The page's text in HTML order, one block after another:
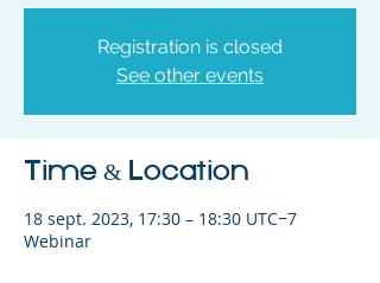
Registration is closed
See other events
Time & Location
18 sept. 2023, 17:30 – 18:30 UTC−7
Webinar